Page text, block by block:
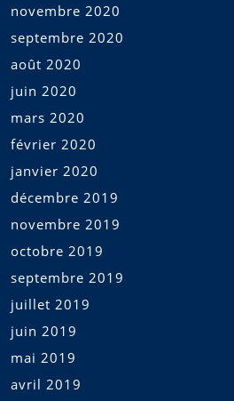
novembre 2020
septembre 2020
août 2020
juin 2020
mars 2020
février 2020
janvier 2020
décembre 2019
novembre 2019
octobre 2019
septembre 2019
juillet 2019
juin 2019
mai 2019
avril 2019